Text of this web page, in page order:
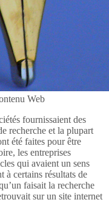
Web
fournissaient des
recherche et la plupart
été faites pour être
les entreprises
qui avaient un sens
à certains résultats de
faisait la recherche
sur un site internet